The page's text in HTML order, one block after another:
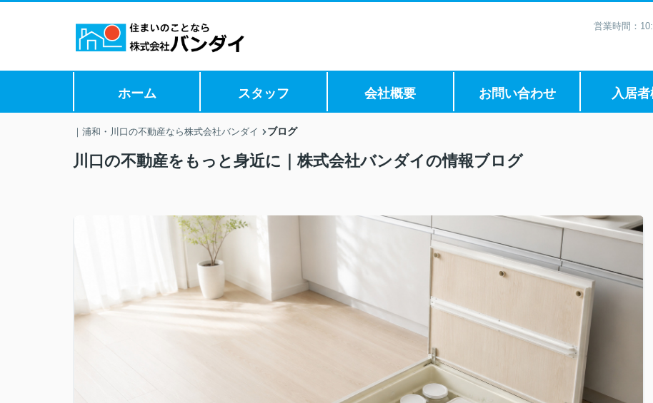
営業時間：
ホーム スタッフ 会社概要 お問い合わせ 入居
｜浦和・川口の不動産なら株式会社バンダイ ブログ
川口の不動産をもっと身近に｜株式会社バンダイの情報ブログ